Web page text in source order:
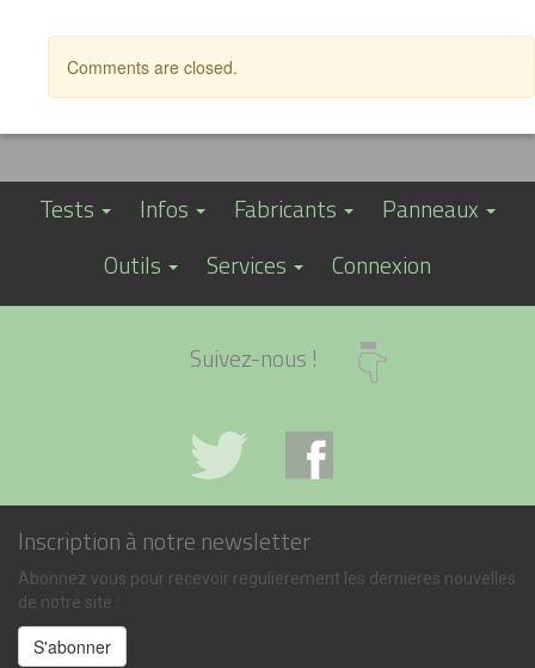
Comments are closed.
Tests Infos Fabricants
Panneaux
Outils
Services Connexion
Suivez-nous !
Inscription à notre newsletter
Abonnez vous pour recevoir regulierement les dernieres nouvelles
de notre site :